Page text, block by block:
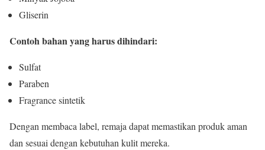
Gliserin
Contoh bahan yang harus dihindari:
Sulfat
Paraben
Fragrance sintetik
Dengan membaca label, remaja dapat memastikan produk aman
dan sesuai dengan kebutuhan kulit mereka.